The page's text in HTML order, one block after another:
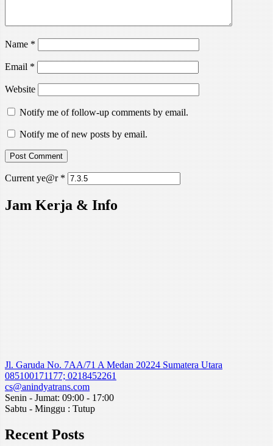
Name*
Email*
Website
Notify me of follow-up comments by email.
Notify me of new posts by email.
Current ye@r*
Jam Kerja & Info
Jl. Garuda No. 7AA/71 A Medan 20224 Sumatera Utara
085100171177; 0218452261
cs@anindyatrans.com
Senin - Jumat: 09:00 - 17:00
Sabtu - Minggu : Tutup
Recent Posts